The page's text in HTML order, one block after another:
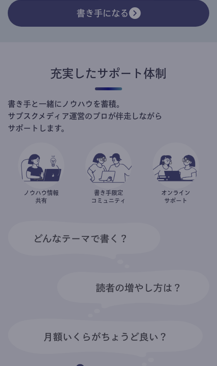
書き手になる
充実したサポート体制
書き手と一緒にノウハウを蓄積。
サブスクメディア運営のプロが伴走しながら
サポートします。
ノウハウ情報
共有
書き手限定
コミュニティ
オンライン
サポート